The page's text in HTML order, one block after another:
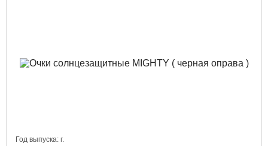
Год выпуска: г.